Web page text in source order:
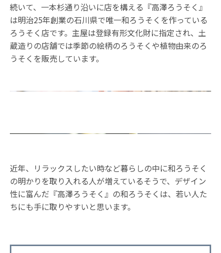
続いて、一本杉通り沿いに店を構える『高澤ろうそく』
は明治25年創業の石川県で唯一和ろうそくを作っている
ろうそく店です。主屋は登録有形文化財に指定され、土
蔵造りの店舗では季節の絵柄のろうそくや植物由来のろ
うそくを販売しています。
近年、リラックスしたい時など暮らしの中に和ろうそく
の明かりを取り入れる人が増えているそうで、デザイン
性に富んだ『高澤ろうそく』の和ろうそくは、若い人た
ちにも手に取りやすいと思います。